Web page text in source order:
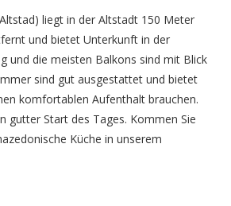
liegt in der Altstadt 150 Meter
und bietet Unterkunft in der
und die meisten Balkons sind mit Blick
sind gut ausgestattet und bietet
komfortablen Aufenthalt brauchen.
gutter Start des Tages. Kommen Sie
Küche in unserem